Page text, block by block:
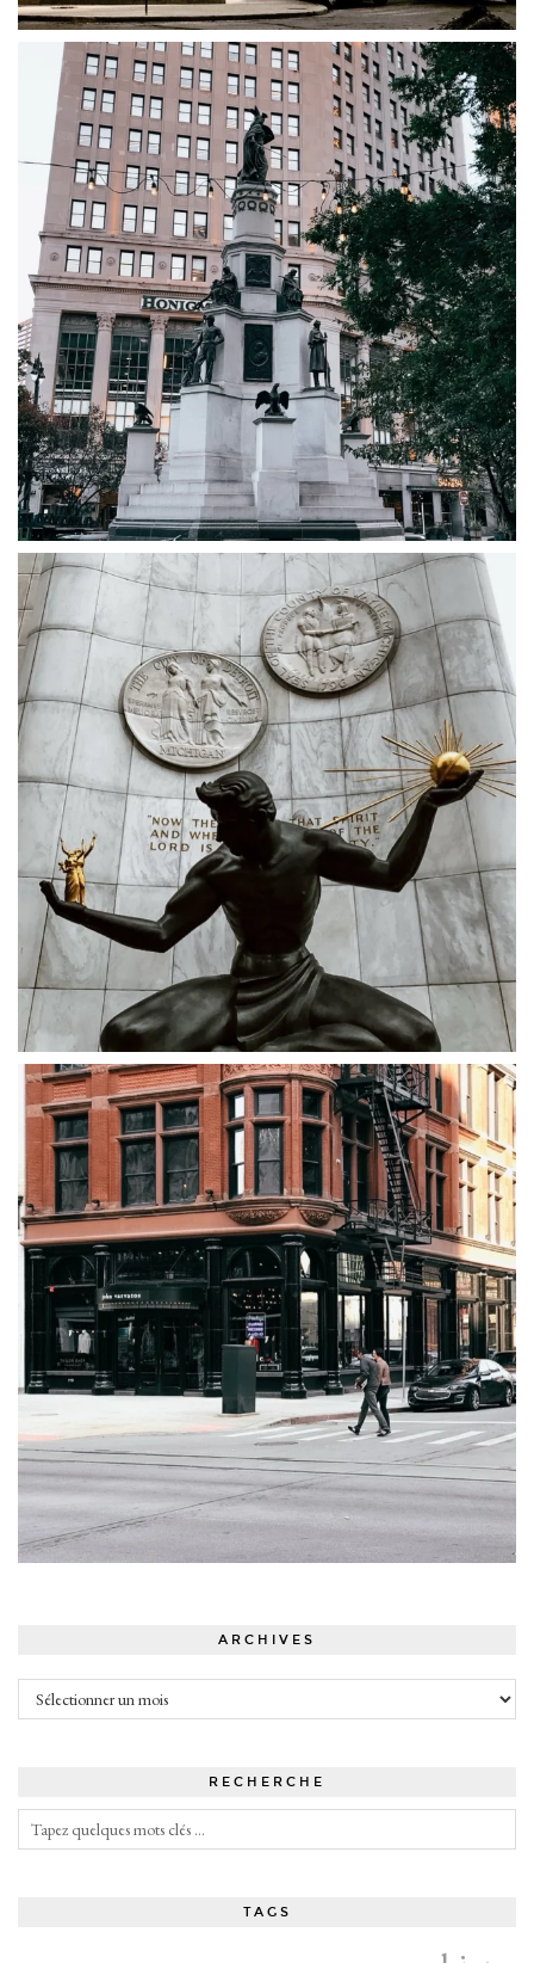
ARCHIVES
Archives
RECHERCHE
TAGS